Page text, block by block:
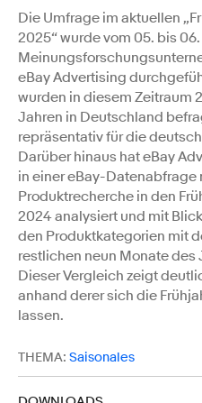
Die Umfrage im aktuellen
2025“ wurde vom 05. bis
eBay Advertising
wurden in diesem Zeitraum
Jahren in Deutschland
repräsentativ für die
Darüber hinaus hat eBay
in einer eBay-Datenabfrage
Produktrecherche in den
2024 analysiert und mit
den Produktkategorien mit
restlichen neun Monate
Dieser Vergleich zeigt
anhand derer sich die
lassen.
THEMA: Saisonales